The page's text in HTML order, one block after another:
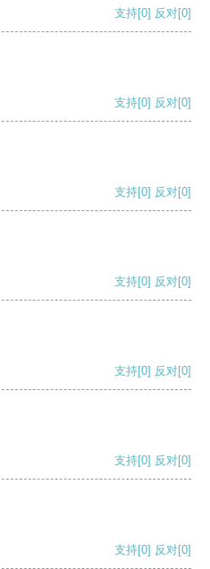
支持[0] 反对[0]
支持[0] 反对[0]
支持[0] 反对[0]
支持[0] 反对[0]
支持[0] 反对[0]
支持[0] 反对[0]
支持[0] 反对[0]